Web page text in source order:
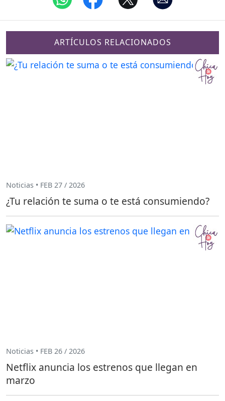
ARTÍCULOS RELACIONADOS
Noticias • FEB 27 / 2026
¿Tu relación te suma o te está consumiendo?
Noticias • FEB 26 / 2026
Netflix anuncia los estrenos que llegan en
marzo